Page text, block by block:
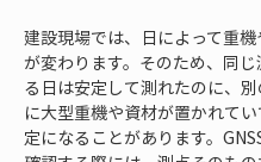
建設現場では、日によって重
が変わります。そのため、同
る日は安定して測れたのに、別
に大型重機や資材が置かれて
定になることがあります。